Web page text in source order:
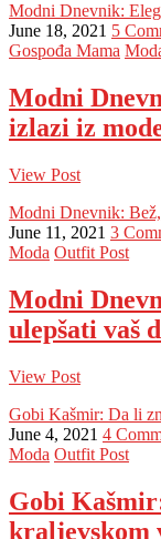
Modni Dnevnik:
June 18, 2021 5
Gospođa Mama
Modni
izlazi iz
View Post
Modni Dnevnik: Bež,
June 11, 2021 3
Moda Outfit Post
Modni
ulepšati vaš
View Post
Gobi Kašmir: Da li
June 4, 2021 4
Moda Outfit Post
Gobi
kraljevskom